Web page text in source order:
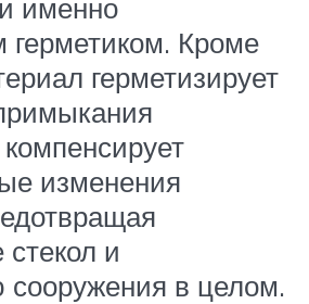
именно
герметиком. Кроме
герметизирует
изменения
и
в целом.